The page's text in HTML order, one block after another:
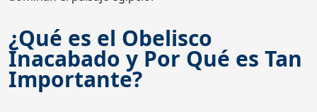
¿Qué es el Obelisco
Inacabado y Por Qué es Tan
Importante?